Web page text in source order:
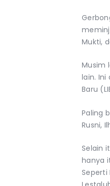
Mukti,
Musim
lain. Ini
Baru
Paling
Rusni,
Selain
hanya
Seperti